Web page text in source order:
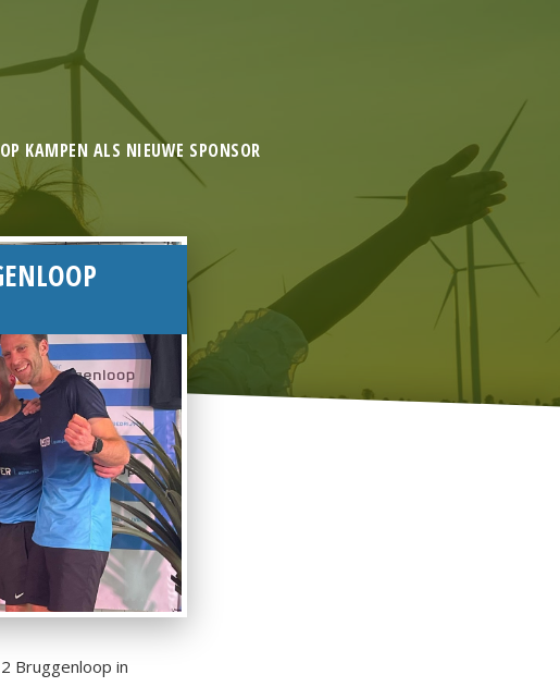
KAMPEN ALS NIEUWE SPONSOR
Bruggenloop in